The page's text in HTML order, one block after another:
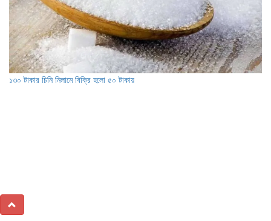
১৩০ টাকার চিনি নিলামে বিক্রি হলো ৫০ টাকায়